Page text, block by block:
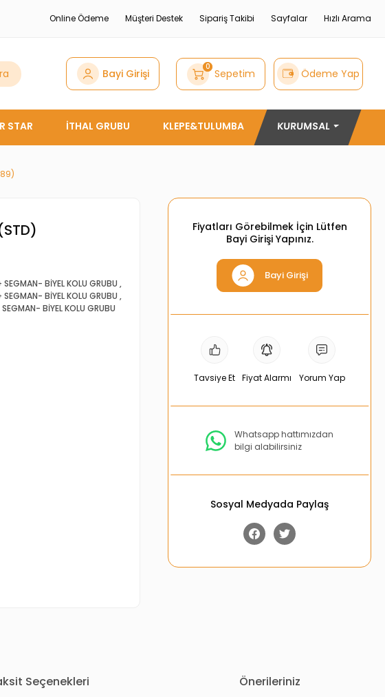
Online Ödeme Müşteri Destek Sipariş Takibi Sayfalar Hızlı Arama
Bayi Girişi 0 Sepetim Ödeme Yap
STAR İTHAL GRUBU KLEPE&TULUMBA KURUMSAL
BİYEL KOLU GRUBU ,
BİYEL KOLU GRUBU ,
BİYEL KOLU GRUBU
Fiyatları Görebilmek İçin Lütfen
Bayi Girişi Yapınız.
Bayi Girişi
Tavsiye Et Fiyat Alarmı Yorum Yap
Whatsapp hattımızdan
bilgi alabilirsiniz
Sosyal Medyada Paylaş
Seçenekleri Önerileriniz